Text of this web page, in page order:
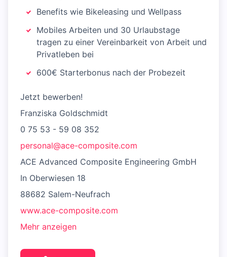
Benefits wie Bikeleasing und Wellpass
Mobiles Arbeiten und 30 Urlaubstage
tragen zu einer Vereinbarkeit von Arbeit und
Privatleben bei
600€ Starterbonus nach der Probezeit
Jetzt bewerben!
Franziska Goldschmidt
0 75 53 - 59 08 352
personal@ace-composite.com
ACE Advanced Composite Engineering GmbH
In Oberwiesen 18
88682 Salem-Neufrach
www.ace-composite.com
Mehr anzeigen